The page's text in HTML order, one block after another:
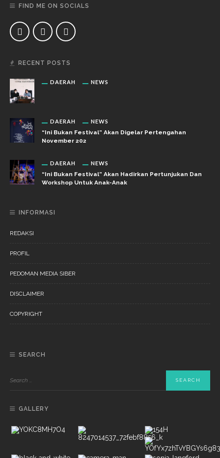
FIND ME ON SOCIALS
RECENT POSTS
DAERAH NEWS
DAERAH NEWS
“Ini Bukan Festival” Akan Digelar Pertengahan
November 202
DAERAH NEWS
“Ini Bukan Festival” Akan Hadirkan Pertunjukan Dan
Workshop Untuk Anak-Anak
INFORMASI
REDAKSI
PROFIL
PEDOMAN MEDIA SIBER
DISCLAIMER
COPYRIGHT
SEARCH
GALLERY